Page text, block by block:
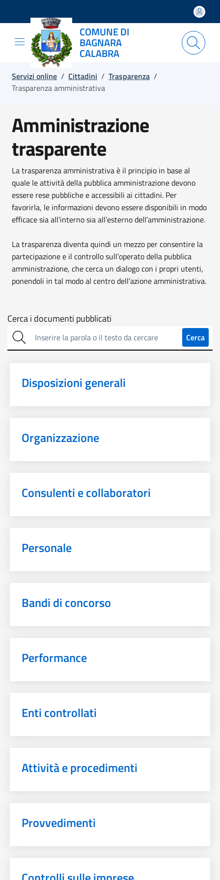
Salta e vai al contenuto
Salta e vai al footer
COMUNE DI
BAGNARA
CALABRA
Servizi online / Cittadini / Trasparenza /
Trasparenza amministrativa
Amministrazione
trasparente
La trasparenza amministrativa è il principio in base al
quale le attività della pubblica amministrazione devono
essere rese pubbliche e accessibili ai cittadini. Per
favorirla, le informazioni devono essere disponibili in modo
efficace sia all’interno sia all’esterno dell’amministrazione.
La trasparenza diventa quindi un mezzo per consentire la
partecipazione e il controllo sull’operato della pubblica
amministrazione, che cerca un dialogo con i propri utenti,
ponendoli in tal modo al centro dell’azione amministrativa.
Cerca
sulla
Cerca i documenti pubblicati
Cerca
Disposizioni generali
Organizzazione
Consulenti e collaboratori
Personale
Bandi di concorso
Performance
Enti controllati
Attività e procedimenti
Provvedimenti